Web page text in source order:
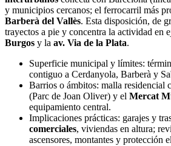
y municipios cercanos; el ferrocarril más
Barberà del Vallès. Esta disposición, de
trayectos a pie y concentra la actividad en
Burgos y la av. Via de la Plata.
Superficie municipal y límites:
contiguo a Cerdanyola, Barberà y
Barrios o ámbitos: malla residencial
(Parc de Joan Oliver) y el Mercat
equipamiento central.
Implicaciones prácticas: garajes y
comerciales, viviendas en altura;
ascensores, montantes y protección